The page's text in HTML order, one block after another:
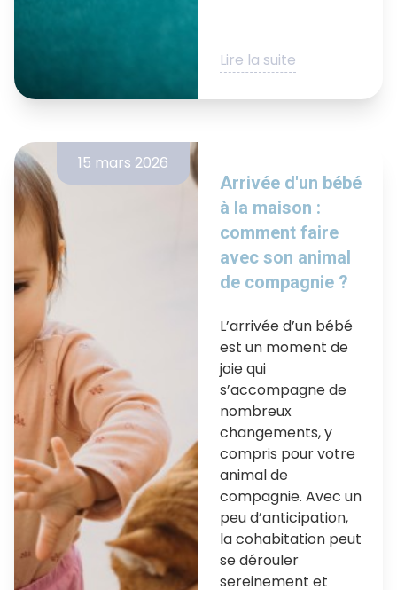
Lire la suite
15 mars 2026
Arrivée d'un bébé
à la maison :
comment faire
avec son animal
de compagnie ?
L’arrivée d’un bébé
est un moment de
joie qui
s’accompagne de
nombreux
changements, y
compris pour votre
animal de
compagnie. Avec un
peu d’anticipation,
la cohabitation peut
se dérouler
sereinement et